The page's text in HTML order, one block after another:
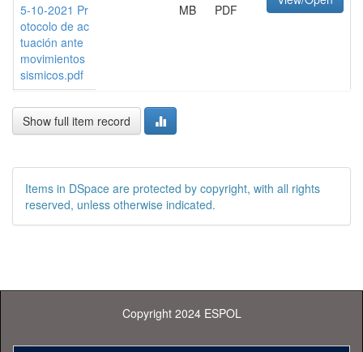
5-10-2021 Pr
otocolo de ac
tuación ante
movimientos
sismicos.pdf
MB
PDF
Show full item record
Items in DSpace are protected by copyright, with all rights
reserved, unless otherwise indicated.
Copyright 2024 ESPOL